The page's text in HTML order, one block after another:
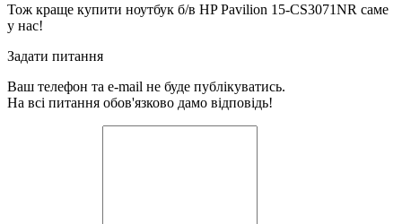
Тож краще купити ноутбук б/в HP Pavilion 15-CS3071NR саме
у нас!
Задати питання
Ваш телефон та e-mail не буде публікуватись.
На всі питання обов'язково дамо відповідь!